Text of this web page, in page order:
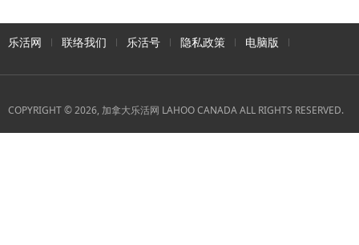
乐活网 联络我们 乐活号 隐私政策 电脑版
COPYRIGHT © 2026, 加拿大乐活网 LAHOO CANADA ALL RIGHTS RESERVED.